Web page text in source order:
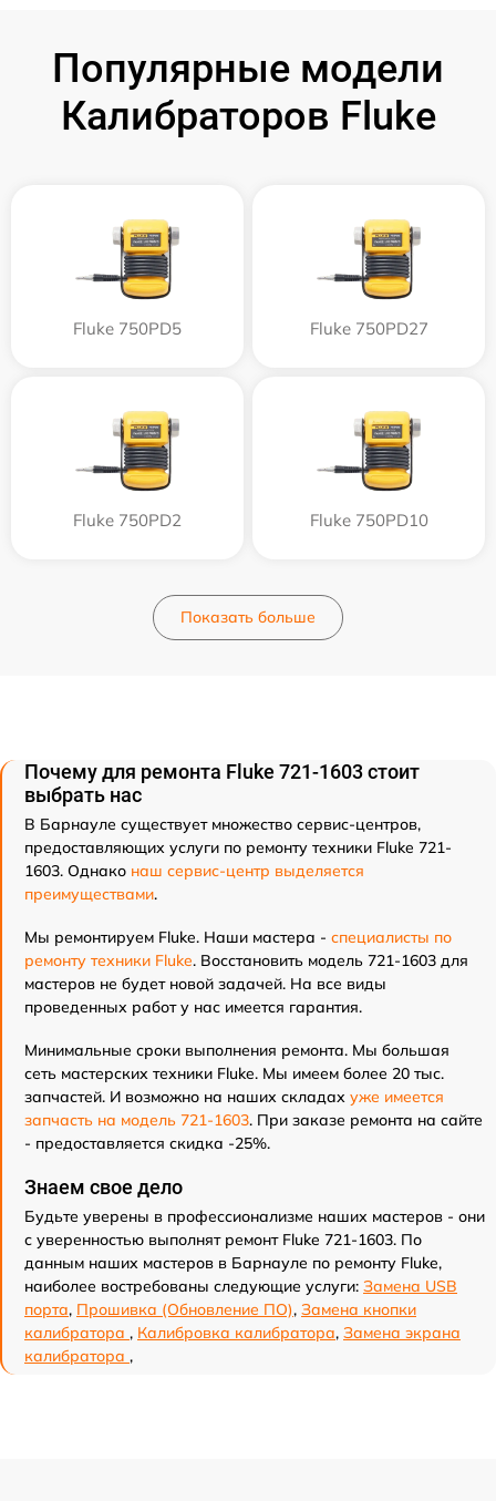
Популярные модели
Калибраторов Fluke
Fluke 750PD5 Fluke 750PD27
Fluke 750PD2 Fluke 750PD10
Показать больше
Почему для ремонта Fluke 721-1603 стоит
выбрать нас
В Барнауле существует множество сервис-центров,
предоставляющих услуги по ремонту техники Fluke 721-
1603. Однако наш сервис-центр выделяется
преимуществами.
Мы ремонтируем Fluke. Наши мастера - специалисты по
ремонту техники Fluke. Восстановить модель 721-1603 для
мастеров не будет новой задачей. На все виды
проведенных работ у нас имеется гарантия.
Минимальные сроки выполнения ремонта. Мы большая
сеть мастерских техники Fluke. Мы имеем более 20 тыс.
запчастей. И возможно на наших складах уже имеется
запчасть на модель 721-1603. При заказе ремонта на сайте
- предоставляется скидка -25%.
Знаем свое дело
Будьте уверены в профессионализме наших мастеров - они
с уверенностью выполнят ремонт Fluke 721-1603. По
данным наших мастеров в Барнауле по ремонту Fluke,
наиболее востребованы следующие услуги: Замена USB
порта, Прошивка (Обновление ПО), Замена кнопки
калибратора , Калибровка калибратора, Замена экрана
калибратора ,